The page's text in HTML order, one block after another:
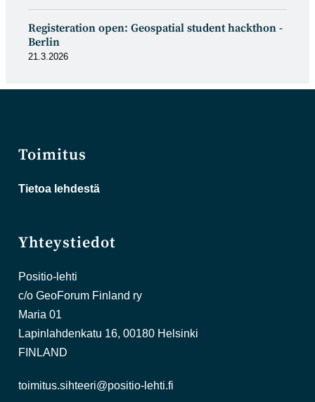
Registeration open: Geospatial student hackthon -
Berlin
21.3.2026
Toimitus
Tietoa lehdestä
Yhteystiedot
Positio-lehti
c/o GeoForum Finland ry
Maria 01
Lapinlahdenkatu 16, 00180 Helsinki
FINLAND
toimitus.sihteeri@positio-lehti.fi